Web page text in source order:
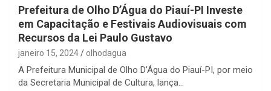
Prefeitura de Olho D’Água do Piauí-PI Investe
em Capacitação e Festivais Audiovisuais com
Recursos da Lei Paulo Gustavo
janeiro 15, 2024 olhodagua
A Prefeitura Municipal de Olho D’Água do Piauí-PI, por meio
da Secretaria Municipal de Cultura, lança…